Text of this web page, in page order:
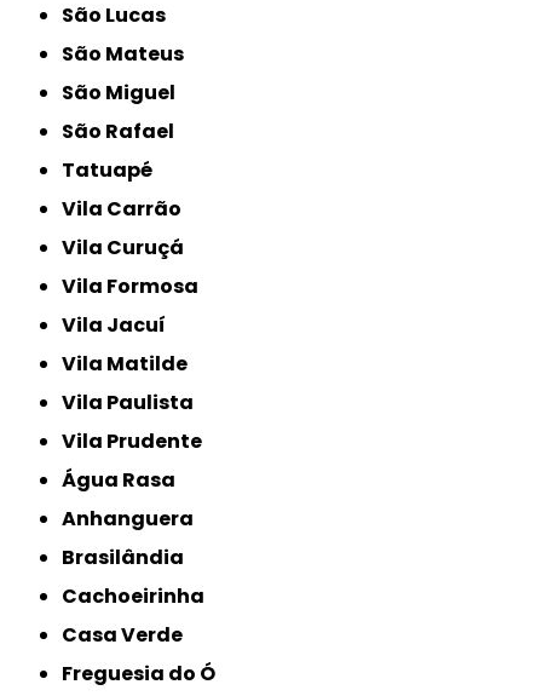
São Lucas
São Mateus
São Miguel
São Rafael
Tatuapé
Vila Carrão
Vila Curuçá
Vila Formosa
Vila Jacuí
Vila Matilde
Vila Paulista
Vila Prudente
Água Rasa
Anhanguera
Brasilândia
Cachoeirinha
Casa Verde
Freguesia do Ó